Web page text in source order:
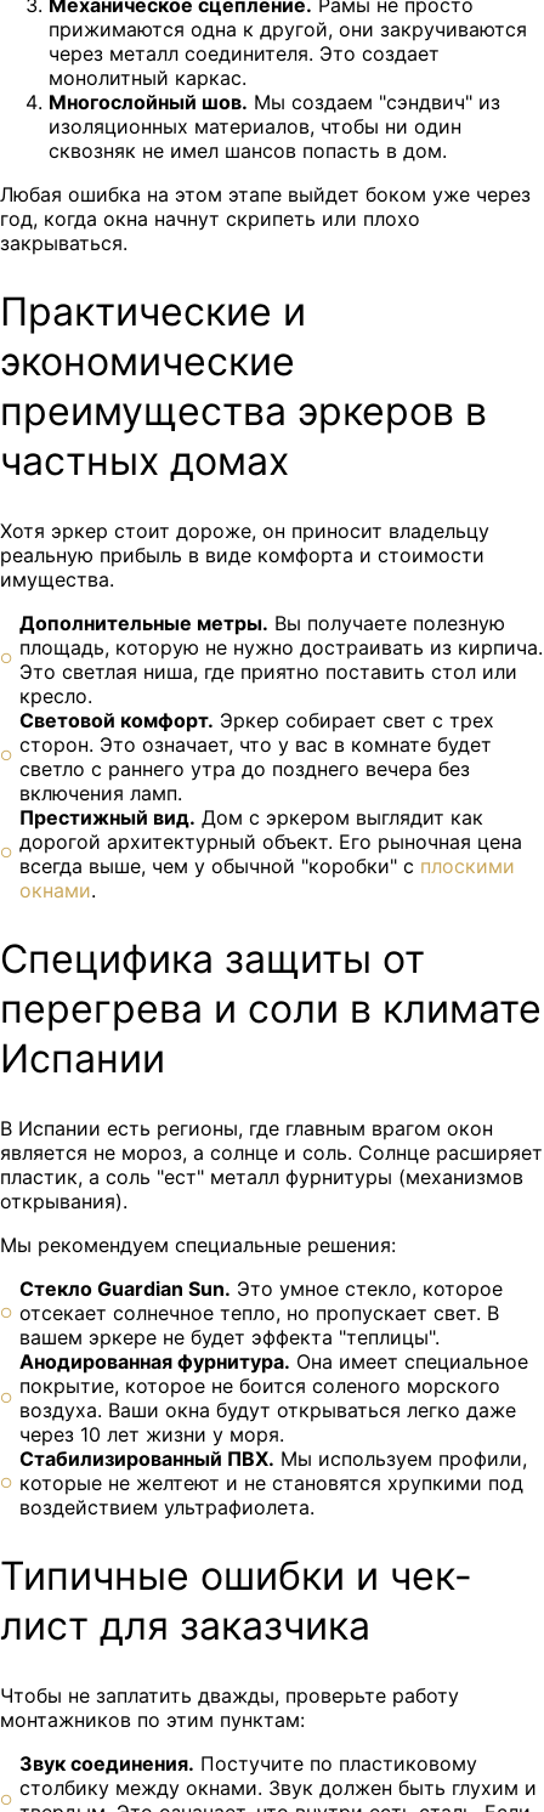
прижимаются одна к другой, они закручиваются
через металл соединителя. Это создает
монолитный каркас.
Многослойный шов. Мы создаем "сэндвич" из
изоляционных материалов, чтобы ни один
сквозняк не имел шансов попасть в дом.
Любая ошибка на этом этапе выйдет боком уже через
год, когда окна начнут скрипеть или плохо
закрываться.
Практические и
экономические
преимущества эркеров в
частных домах
Хотя эркер стоит дороже, он приносит владельцу
реальную прибыль в виде комфорта и стоимости
имущества.
Дополнительные метры. Вы получаете полезную
площадь, которую не нужно достраивать из кирпича.
Это светлая ниша, где приятно поставить стол или
кресло.
Световой комфорт. Эркер собирает свет с трех
сторон. Это означает, что у вас в комнате будет
светло с раннего утра до позднего вечера без
включения ламп.
Престижный вид. Дом с эркером выглядит как
дорогой архитектурный объект. Его рыночная цена
всегда выше, чем у обычной "коробки" с плоскими
окнами.
Специфика защиты от
перегрева и соли в климате
Испании
В Испании есть регионы, где главным врагом окон
является не мороз, а солнце и соль. Солнце расширяет
пластик, а соль "ест" металл фурнитуры (механизмов
открывания).
Мы рекомендуем специальные решения:
Стекло Guardian Sun. Это умное стекло, которое
отсекает солнечное тепло, но пропускает свет. В
вашем эркере не будет эффекта "теплицы".
Анодированная фурнитура. Она имеет специальное
покрытие, которое не боится соленого морского
воздуха. Ваши окна будут открываться легко даже
через 10 лет жизни у моря.
Стабилизированный ПВХ. Мы используем профили,
которые не желтеют и не становятся хрупкими под
воздействием ультрафиолета.
Типичные ошибки и чек-
лист для заказчика
Чтобы не заплатить дважды, проверьте работу
монтажников по этим пунктам:
Звук соединения. Постучите по пластиковому
столбику между окнами. Звук должен быть глухим и